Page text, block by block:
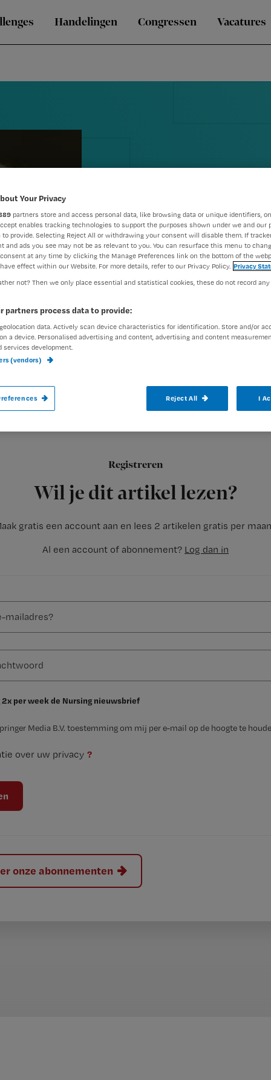
Handelingen Congressen Vacatures
5 vragen
Auteur:
Registreren
Wil je dit artikel lezen?
gratis een account aan en lees 2 artikelen gratis per
Al een account of abonnement? Log dan in
2x per week de Nursing nieuwsbrief
Media B.V. toestemming om mij per e-mail op de hoogte te
over uw privacy ?
onze abonnementen
De Wet BIG herregistratie: ben jij er al in
De herregistratie in het BIG-register, dat ging toch in januari
Your Privacy
partners store and access personal data, like browsing data or unique identifiers,
enables tracking technologies to support the purposes shown under we and our
to provide. Selecting Reject All or withdrawing your consent will disable them. If
and ads you see may not be as relevant to you. You can resurface this menu to
at any time by clicking the Manage Preferences link on the bottom of the
effect within our Website. For more details, refer to our Privacy Policy. Privacy
not? Then we only place essential and statistical cookies, these do not record
partners process data to provide:
data. Actively scan device characteristics for identification. Store and/or
a device. Personalised advertising and content, advertising and content
services development.
(vendors)
Reject All I